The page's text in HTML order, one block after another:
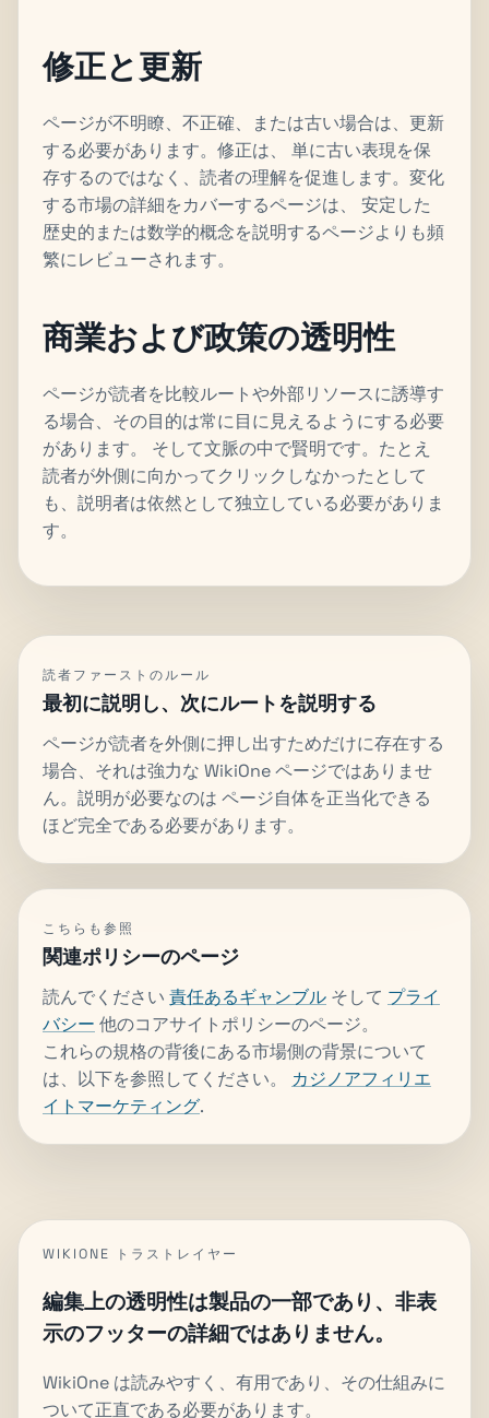
修正と更新
ページが不明瞭、不正確、または古い場合は、更新
する必要があります。修正は、 単に古い表現を保
存するのではなく、読者の理解を促進します。変化
する市場の詳細をカバーするページは、 安定した
歴史的または数学的概念を説明するページよりも頻
繁にレビューされます。
商業および政策の透明性
ページが読者を比較ルートや外部リソースに誘導す
る場合、その目的は常に目に見えるようにする必要
があります。 そして文脈の中で賢明です。たとえ
読者が外側に向かってクリックしなかったとして
も、説明者は依然として独立している必要がありま
す。
読者ファーストのルール
最初に説明し、次にルートを説明する
ページが読者を外側に押し出すためだけに存在する
場合、それは強力な WikiOne ページではありませ
ん。説明が必要なのは ページ自体を正当化できる
ほど完全である必要があります。
こちらも参照
関連ポリシーのページ
読んでください 責任あるギャンブル そして プライ
バシー 他のコアサイトポリシーのページ。
これらの規格の背後にある市場側の背景について
は、以下を参照してください。 カジノアフィリエ
イトマーケティング.
WIKIONE トラストレイヤー
編集上の透明性は製品の一部であり、非表
示のフッターの詳細ではありません。
WikiOne は読みやすく、有用であり、その仕組みに
ついて正直である必要があります。